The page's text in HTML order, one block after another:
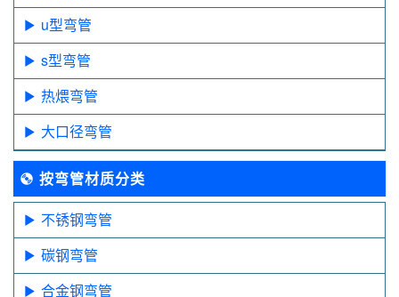
u型弯管
s型弯管
热煨弯管
大口径弯管
按弯管材质分类
不锈钢弯管
碳钢弯管
合金钢弯管